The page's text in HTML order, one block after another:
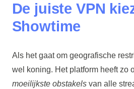
De juiste VPN
Showtime
Als het gaat om geografische
wel koning. Het platform heeft zo
moeilijkste obstakelsvan alle